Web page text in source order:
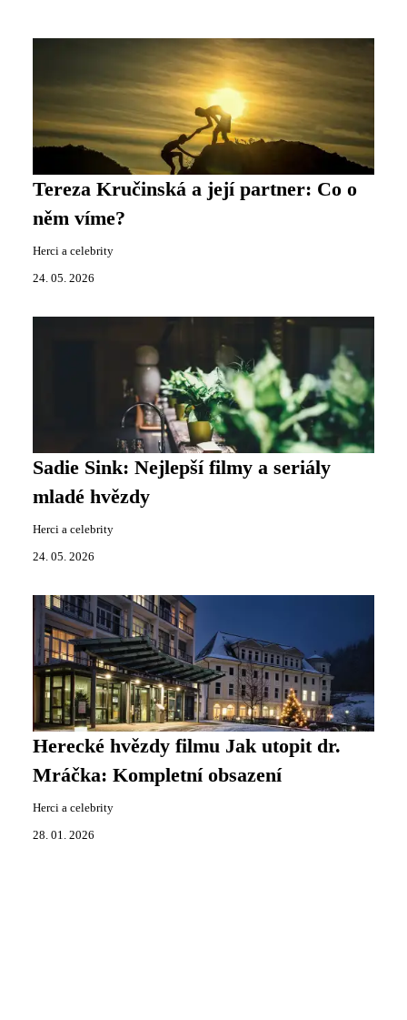
Tereza Kručinská a její partner: Co o
něm víme?
Herci a celebrity
24. 05. 2026
Sadie Sink: Nejlepší filmy a seriály
mladé hvězdy
Herci a celebrity
24. 05. 2026
Herecké hvězdy filmu Jak utopit dr.
Mráčka: Kompletní obsazení
Herci a celebrity
28. 01. 2026